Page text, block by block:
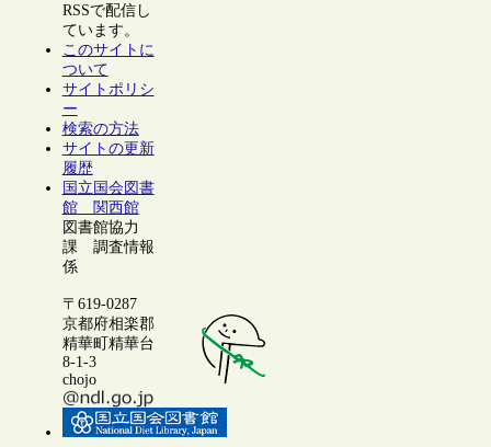
RSSで配信し
ています。
このサイトに
ついて
サイトポリシ
ー
検索の方法
サイトの更新
履歴
国立国会図書
館 関西館
図書館協力
課 調査情報
係
〒619-0287
京都府相楽郡
精華町精華台
8-1-3
chojo